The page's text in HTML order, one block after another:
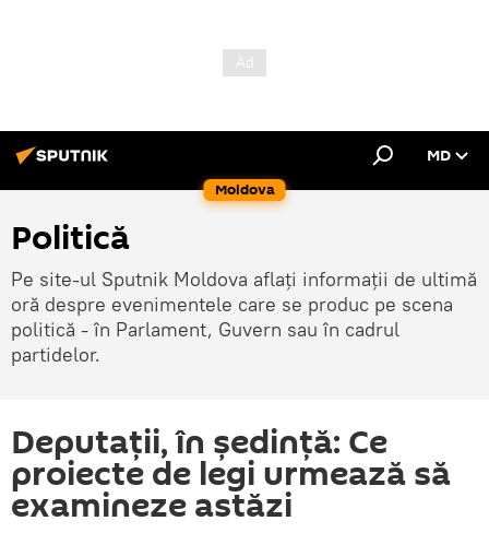
Moldova
MD
Politică
Pe site-ul Sputnik Moldova aflați informații de ultimă
oră despre evenimentele care se produc pe scena
politică - în Parlament, Guvern sau în cadrul
partidelor.
Deputații, în ședință: Ce
proiecte de legi urmează să
examineze astăzi